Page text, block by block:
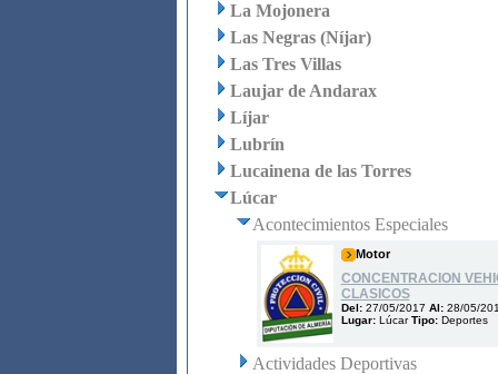
La Mojonera
Las Negras (Níjar)
Las Tres Villas
Laujar de Andarax
Líjar
Lubrín
Lucainena de las Torres
Lúcar
Acontecimientos Especiales
Motor
CONCENTRACION
CLASICOS
Del: 27/05/2017 Al: 28/05/
Lugar: LúcarTipo: Deportes
Actividades Deportivas